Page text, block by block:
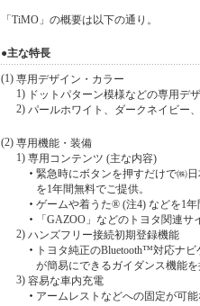
「TiMO」の概要は以下の通り。
●主な特長
(1) 専用デザイン・カラー
1) ドットパターン模様などの専用デ
2) パールホワイト、ダークネイビー
(2) 専用機能・装備
1) 専用コンテンツ (主な内容)
緊急時にボタンを押すだけで㈱
を1年間無料でご提供。
ゲームや着うた® (注4) などを1
「GAZOO」などのトヨタ関連サ
2) ハンズフリー接続初期登録機能
トヨタ純正のBluetooth™対応ナ
が簡易にできるガイダンス機能を
3) 容易な車内充電
アームレストなどへの固定が可